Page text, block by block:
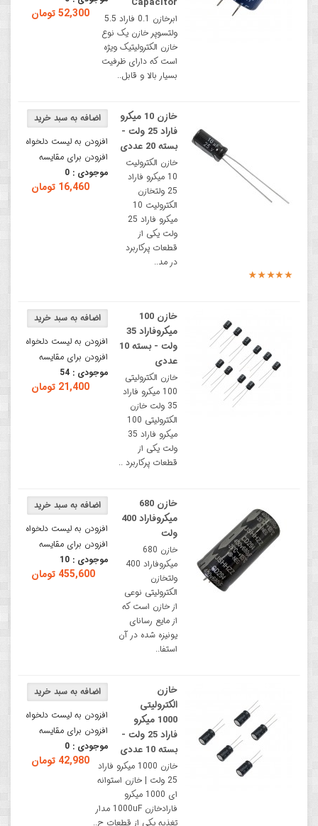
52,300 تومان
ابرخازن 0.1 فاراد 5.5
ولتسوپر خازن یک نوع
خازن الکترولیتیک ویژه
است که دارای ظرفیت
بسیار بالا و قابل..
افزودن به لیست دلخواه
افزودن برای مقایسه
موجودی : 0
16,460 تومان
خازن 10 میکرو
فاراد 25 ولت -
بسته 20 عددی
خازن الکترولیت
10 میکرو فاراد
25 ولتخازن
الکترولیت 10
میکرو فاراد 25
ولت یکی از
قطعات پرکاربرد
در مد..
افزودن به لیست دلخواه
افزودن برای مقایسه
موجودی : 54
21,400 تومان
خازن 100
میکروفاراد 35
ولت - بسته 10
عددی
خازن الکترولیتی
100 میکرو فاراد
35 ولت خازن
الکترولیتی 100
میکرو فاراد 35
ولت یکی از
قطعات پرکاربرد ..
افزودن به لیست دلخواه
افزودن برای مقایسه
موجودی : 10
455,600 تومان
خازن 680
میکروفاراد 400
ولت
خازن 680
میکروفاراد 400
ولتخازن
الکترولیتی نوعی
از خازن است که
از مایع رسانای
یونیزه شده در آن
استفا..
افزودن به لیست دلخواه
افزودن برای مقایسه
موجودی : 0
42,980 تومان
خازن
الکترولیتی
1000 میکرو
فاراد 25 ولت -
بسته 10 عددی
خازن 1000 میکرو فاراد
25 ولت | خازن استوانه
ای 1000 میکرو
فارادخازن 1000uF مدار
تغذیه یکی از قطعات ح..